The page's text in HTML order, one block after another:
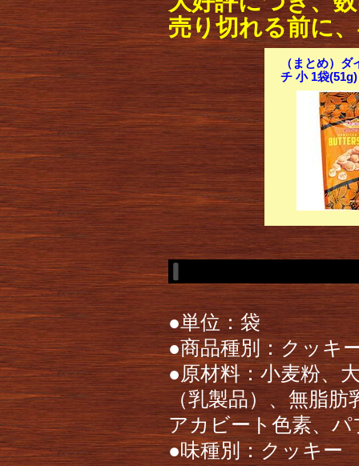
売り切れる前に
（まとめ）
チ 小 1袋
●単位：袋
●商品種別：クッキ
●原材料：小麦粉、
（乳製品）、無脂
アカビート色素、
●味種別：クッキ